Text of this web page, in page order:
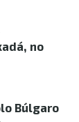
no
Búlgaro